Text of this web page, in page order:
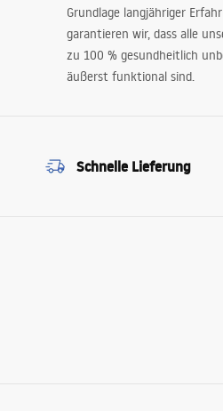
Grundlage langjähriger
garantieren wir, dass alle
zu 100 % gesundheitlich
äußerst funktional sind.
Schnelle Lieferung